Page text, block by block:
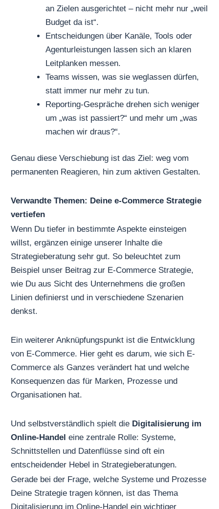
an Zielen ausgerichtet – nicht mehr nur „weil
Budget da ist“.
Entscheidungen über Kanäle, Tools oder
Agenturleistungen lassen sich an klaren
Leitplanken messen.
Teams wissen, was sie weglassen dürfen,
statt immer nur mehr zu tun.
Reporting-Gespräche drehen sich weniger
um „was ist passiert?“ und mehr um „was
machen wir draus?“.
Genau diese Verschiebung ist das Ziel: weg vom
permanenten Reagieren, hin zum aktiven Gestalten.
Verwandte Themen: Deine e-Commerce Strategie
vertiefen
Wenn Du tiefer in bestimmte Aspekte einsteigen
willst, ergänzen einige unserer Inhalte die
Strategieberatung sehr gut. So beleuchtet zum
Beispiel unser Beitrag zur E-Commerce Strategie,
wie Du aus Sicht des Unternehmens die großen
Linien definierst und in verschiedene Szenarien
denkst.
Ein weiterer Anknüpfungspunkt ist die Entwicklung
von E-Commerce. Hier geht es darum, wie sich E-
Commerce als Ganzes verändert hat und welche
Konsequenzen das für Marken, Prozesse und
Organisationen hat.
Und selbstverständlich spielt die Digitalisierung im
Online-Handel eine zentrale Rolle: Systeme,
Schnittstellen und Datenflüsse sind oft ein
entscheidender Hebel in Strategieberatungen.
Gerade bei der Frage, welche Systeme und Prozesse
Deine Strategie tragen können, ist das Thema
Digitalisierung im Online-Handel ein wichtiger